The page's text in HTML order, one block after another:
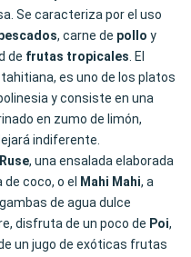
Se caracteriza por el uso
, carne de pollo y
de frutas tropicales. El
es uno de los platos
y consiste en una
en zumo de limón,
indiferente.
, una ensalada elaborada
coco, o el
Mahi Mahi, a
de agua dulce
disfruta de un poco de Poi,
un jugo de exóticas frutas